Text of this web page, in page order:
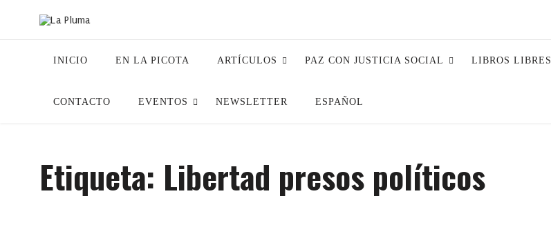
INICIO EN LA PICOTA ARTÍCULOS PAZ CON JUSTICIA SOCIAL LIBROS LIBRES
CONTACTO EVENTOS NEWSLETTER ESPAÑOL
Etiqueta: Libertad presos políticos